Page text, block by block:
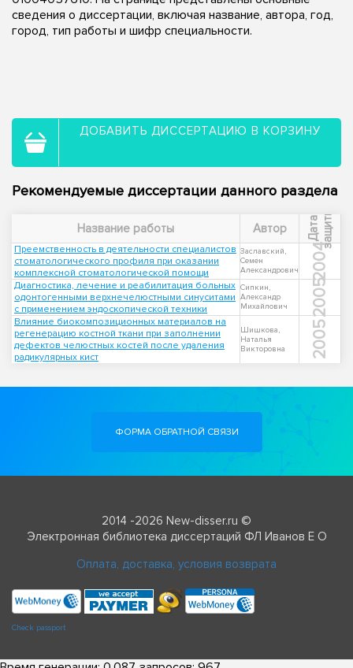
сведения о диссертации, включая название, автора, год,
город, тип работы и шифр специальности.
ДОБАВИТЬ ДИССЕРТАЦИЮ В КОРЗИНУ
Рекомендуемые диссертации данного раздела
Название работы Автор Д
а
т
а
з
а
щ
и
т ы
Преемственность в деятельности специалистов
стоматологического профиля при оказании
комплексной стоматологической помощи
Заславский,
Семен
Александрович
2004
Диагностика, лечение и реабилитация больных
одонтогенными верхнечелюстными синуситами
с применением эндоскопической техники
Сипкин,
Александр
Михайлович
2005
Влияние биокомпозиционных материалов на
регенерацию костной ткани при заполнении
дефектов челюстных костей после удаления
радикулярных кист
Шишкова,
Наталья
Викторовна
2005
ФОРМА ОБРАТНОЙ СВЯЗИ
2014 -2026 New-disser.ru ©
Электронная библиотека диссертаций ФЛ Иванов Е О
Оплата, доставка, условия возврата
Check passport